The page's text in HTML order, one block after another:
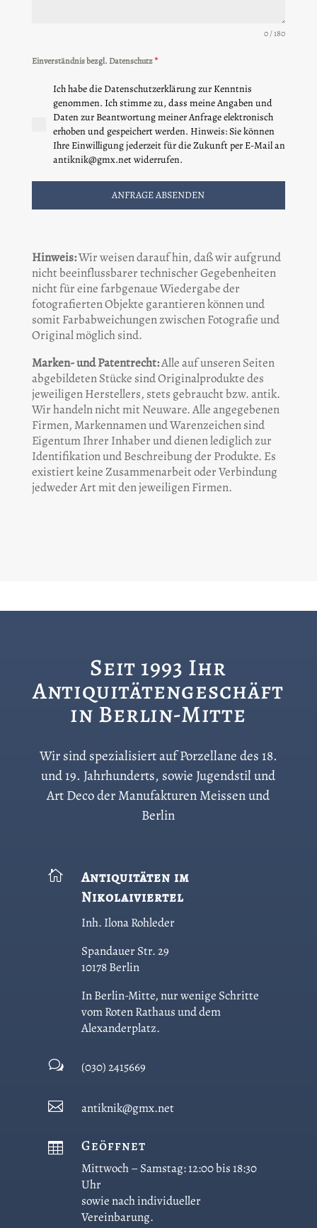
0 / 180
Einverständnis bezgl. Datenschutz*
Ich habe die Datenschutzerklärung zur Kenntnis
genommen. Ich stimme zu, dass meine Angaben und
Daten zur Beantwortung meiner Anfrage elektronisch
erhoben und gespeichert werden. Hinweis: Sie können
Ihre Einwilligung jederzeit für die Zukunft per E-Mail an
antiknik@gmx.net widerrufen.
ANFRAGE ABSENDEN
Hinweis:Wir weisen darauf hin, daß wir aufgrund
nicht beeinflussbarer technischer Gegebenheiten
nicht für eine farbgenaue Wiedergabe der
fotografierten Objekte garantieren können und
somit Farbabweichungen zwischen Fotografie und
Original möglich sind.
Marken- und Patentrecht:Alle auf unseren Seiten
abgebildeten Stücke sind Originalprodukte des
jeweiligen Herstellers, stets gebraucht bzw. antik.
Wir handeln nicht mit Neuware. Alle angegebenen
Firmen, Markennamen und Warenzeichen sind
Eigentum Ihrer Inhaber und dienen lediglich zur
Identifikation und Beschreibung der Produkte. Es
existiert keine Zusammenarbeit oder Verbindung
jedweder Art mit den jeweiligen Firmen.
Seit 1993 Ihr
Antiquitätengeschäft
in Berlin-Mitte
Wir sind spezialisiert auf Porzellane des 18.
und 19. Jahrhunderts, sowie Jugendstil und
Art Deco der Manufakturen Meissen und
Berlin

Antiquitäten im
Nikolaiviertel
Inh. Ilona Rohleder
Spandauer Str. 29
10178 Berlin
In Berlin-Mitte, nur wenige Schritte
vom Roten Rathaus und dem
Alexanderplatz.
w (030) 2415669
 antiknik@gmx.net
 Geöffnet
Mittwoch – Samstag: 12:00 bis 18:30
Uhr
sowie nach individueller
Vereinbarung.